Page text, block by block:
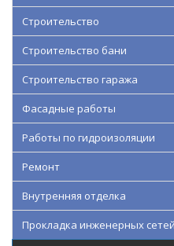
Строительство
Строительство бани
Строительство гаража
Фасадные работы
Работы по гидроизоляции
Ремонт
Внутренняя отделка
Прокладка инженерных